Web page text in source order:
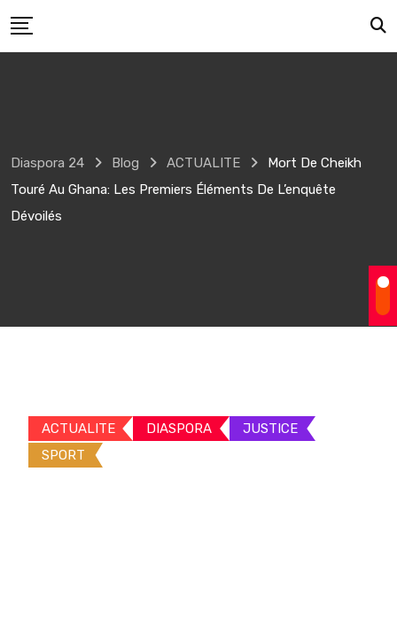
to
Diaspora 24 Blog ACTUALITE
Mort De Cheikh
Touré Au Ghana: Les Premiers Éléments De L’enquête
Dévoilés
ACTUALITE DIASPORA
JUSTICE
SPORT